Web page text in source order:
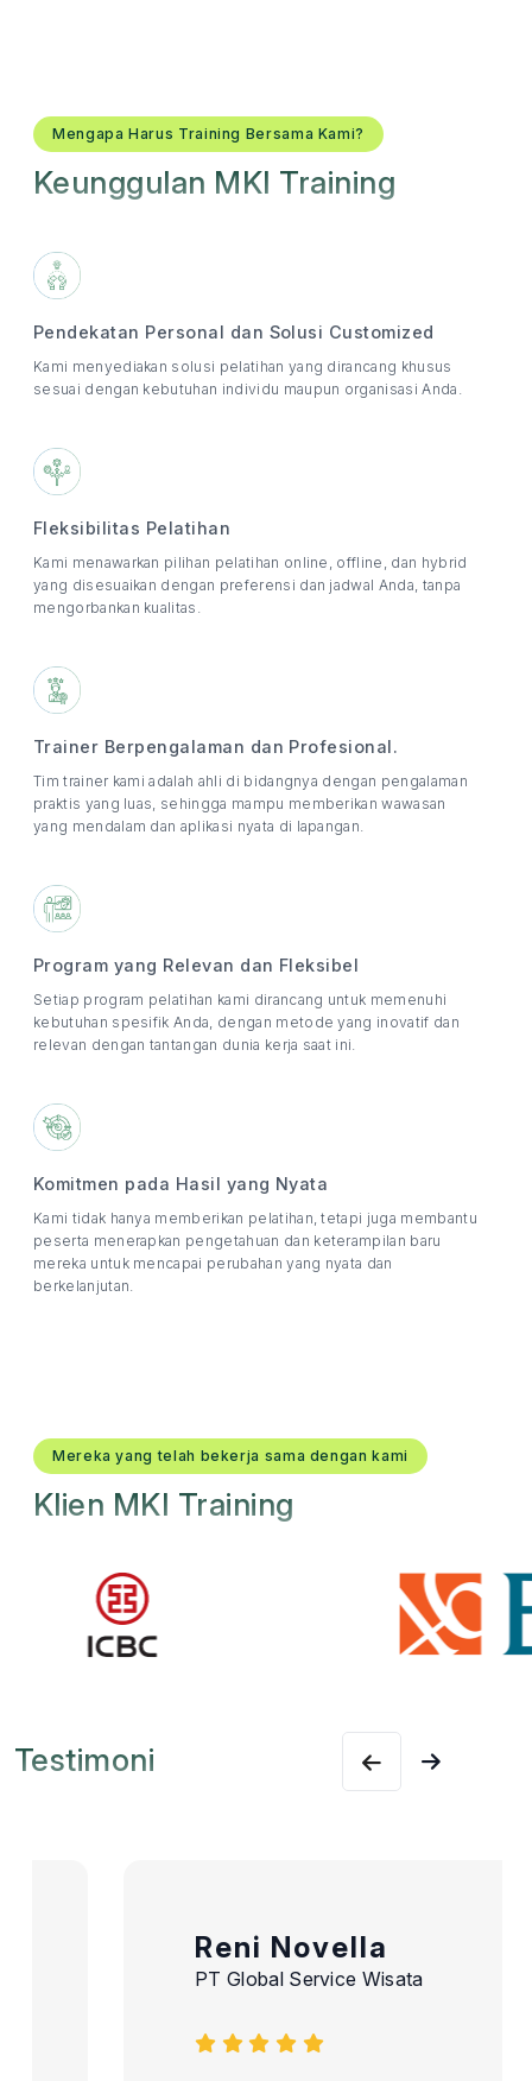
Mengapa Harus Training Bersama Kami?
Keunggulan MKI Training
Pendekatan Personal dan Solusi Customized
Kami menyediakan solusi pelatihan yang dirancang khusus
sesuai dengan kebutuhan individu maupun organisasi Anda.
Fleksibilitas Pelatihan
Kami menawarkan pilihan pelatihan online, offline, dan hybrid
yang disesuaikan dengan preferensi dan jadwal Anda, tanpa
mengorbankan kualitas.
Trainer Berpengalaman dan Profesional.
Tim trainer kami adalah ahli di bidangnya dengan pengalaman
praktis yang luas, sehingga mampu memberikan wawasan
yang mendalam dan aplikasi nyata di lapangan.
Program yang Relevan dan Fleksibel
Setiap program pelatihan kami dirancang untuk memenuhi
kebutuhan spesifik Anda, dengan metode yang inovatif dan
relevan dengan tantangan dunia kerja saat ini.
Komitmen pada Hasil yang Nyata
Kami tidak hanya memberikan pelatihan, tetapi juga membantu
peserta menerapkan pengetahuan dan keterampilan baru
mereka untuk mencapai perubahan yang nyata dan
berkelanjutan.
Mereka yang telah bekerja sama dengan kami
Klien MKI Training
Testimoni
Reni Novella
PT Global Service Wisata